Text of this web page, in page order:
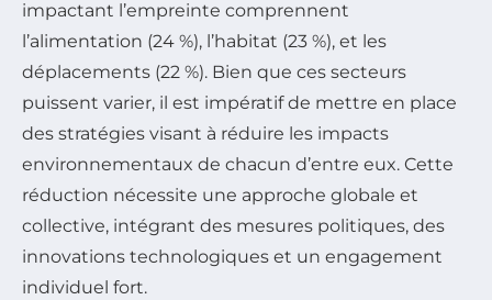
impactant l’empreinte comprennent
l’alimentation (24 %), l’habitat (23 %), et les
déplacements (22 %). Bien que ces secteurs
puissent varier, il est impératif de mettre en place
des stratégies visant à réduire les impacts
environnementaux de chacun d’entre eux. Cette
réduction nécessite une approche globale et
collective, intégrant des mesures politiques, des
innovations technologiques et un engagement
individuel fort.